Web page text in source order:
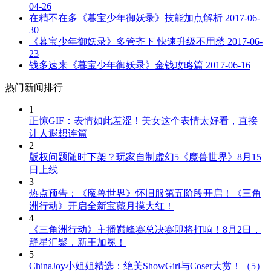
04-26
在精不在多《暮宝少年御妖录》技能加点解析 2017-06-
30
《暮宝少年御妖录》多管齐下 快速升级不用愁 2017-06-
23
钱多速来《暮宝少年御妖录》金钱攻略篇 2017-06-16
热门新闻排行
1
正惊GIF：表情如此羞涩！美女这个表情太好看，直接
让人遐想连篇
2
版权问题随时下架？玩家自制虚幻5《魔兽世界》8月15
日上线
3
热点预告：《魔兽世界》怀旧服第五阶段开启！《三角
洲行动》开启全新宝藏月摸大红！
4
《三角洲行动》主播巅峰赛总决赛即将打响！8月2日，
群星汇聚，新王加冕！
5
ChinaJoy小姐姐精选：绝美ShowGirl与Coser大赏！（5）